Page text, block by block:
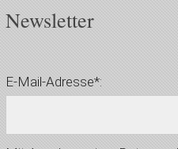
Newsletter
E-Mail-Adresse*: